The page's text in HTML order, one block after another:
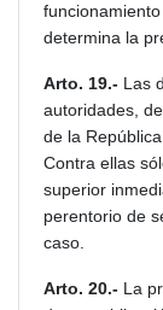
determina la
Arto. 19.- Las
autoridades,
de la
Contra ellas
superior
perentorio de
caso.
Arto. 20.- La